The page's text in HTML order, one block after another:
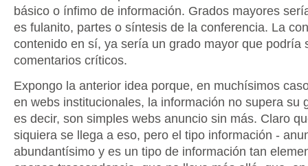
básico o ínfimo de información. Grados mayores
es fulanito, partes o síntesis de la conferencia. La
contenido en sí, ya sería un grado mayor que podría
comentarios críticos.
Expongo la anterior idea porque, en muchísimos
en webs institucionales, la información no supera su
es decir, son simples webs anuncio sin más. Claro
siquiera se llega a eso, pero el tipo información -
abundantísimo y es un tipo de información tan